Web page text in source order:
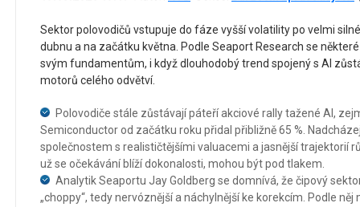
Sektor polovodičů vstupuje do fáze vyšší volatility po velmi
dubnu a na začátku května. Podle Seaport Research se
svým fundamentům, i když dlouhodobý trend spojený s AI
motorů celého odvětví.
Polovodiče stále zůstávají páteří akciové rally tažené AI,
Semiconductor od začátku roku přidal přibližně 65 %.
společnostem s realističtějšími valuacemi a jasnější trajektorií
už se očekávání blíží dokonalosti, mohou být pod tlakem.
Analytik Seaportu Jay Goldberg se domnívá, že čipový
„choppy“, tedy nervóznější a náchylnější ke korekcím. Podle